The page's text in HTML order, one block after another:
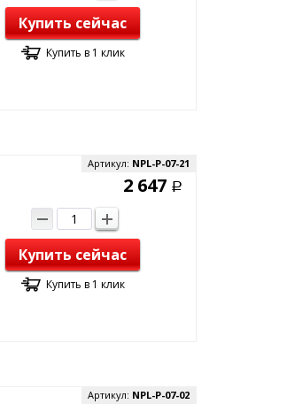
Купить сейчас
Купить в 1 клик
Артикул: NPL-P-07-21
2 647 Р
Купить сейчас
Купить в 1 клик
Артикул: NPL-P-07-02